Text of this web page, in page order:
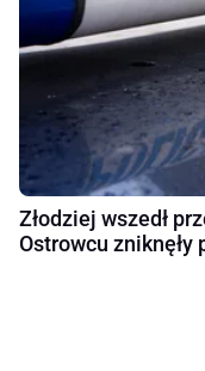
Złodziej wszedł
Ostrowcu